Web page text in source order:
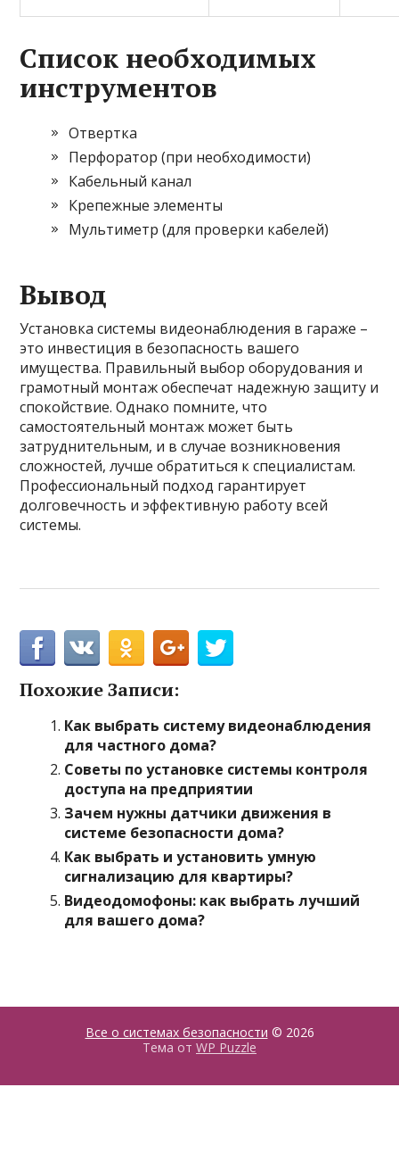
Список необходимых
инструментов
Отвертка
Перфоратор (при необходимости)
Кабельный канал
Крепежные элементы
Мультиметр (для проверки кабелей)
Вывод
Установка системы видеонаблюдения в гараже –
это инвестиция в безопасность вашего
имущества. Правильный выбор оборудования и
грамотный монтаж обеспечат надежную защиту и
спокойствие. Однако помните, что
самостоятельный монтаж может быть
затруднительным, и в случае возникновения
сложностей, лучше обратиться к специалистам.
Профессиональный подход гарантирует
долговечность и эффективную работу всей
системы.
Похожие Записи:
Как выбрать систему видеонаблюдения
для частного дома?
Советы по установке системы контроля
доступа на предприятии
Зачем нужны датчики движения в
системе безопасности дома?
Как выбрать и установить умную
сигнализацию для квартиры?
Видеодомофоны: как выбрать лучший
для вашего дома?
Все о системах безопасности © 2026
Тема от WP Puzzle